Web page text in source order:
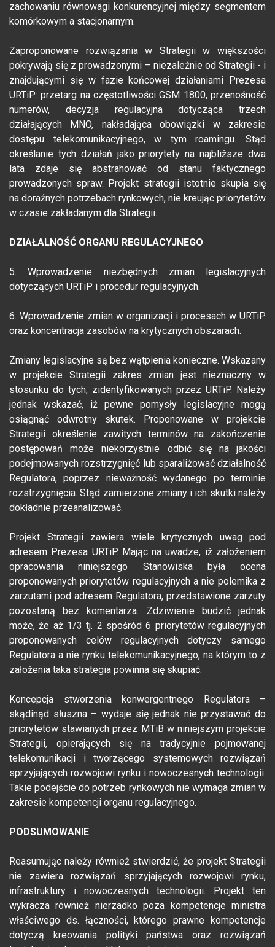
zachowaniu równowagi konkurencyjnej między segmentem
komórkowym a stacjonarnym.
Zaproponowane rozwiązania w Strategii w większości
pokrywają się z prowadzonymi – niezależnie od Strategii - i
znajdującymi się w fazie końcowej działaniami Prezesa
URTiP: przetarg na częstotliwości GSM 1800, przenośność
numerów, decyzja regulacyjna dotycząca trzech
działających MNO, nakładająca obowiązki w zakresie
dostępu telekomunikacyjnego, w tym roamingu. Stąd
określanie tych działań jako priorytety na najbliższe dwa
lata zdaje się abstrahować od stanu faktycznego
prowadzonych spraw. Projekt strategii istotnie skupia się
na doraźnych potrzebach rynkowych, nie kreując priorytetów
w czasie zakładanym dla Strategii.
DZIAŁALNOŚĆ ORGANU REGULACYJNEGO
5. Wprowadzenie niezbędnych zmian legislacyjnych
dotyczących URTiP i procedur regulacyjnych.
6. Wprowadzenie zmian w organizacji i procesach w URTiP
oraz koncentracja zasobów na krytycznych obszarach.
Zmiany legislacyjne są bez wątpienia konieczne. Wskazany
w projekcie Strategii zakres zmian jest nieznaczny w
stosunku do tych, zidentyfikowanych przez URTiP. Należy
jednak wskazać, iż pewne pomysły legislacyjne mogą
osiągnąć odwrotny skutek. Proponowane w projekcie
Strategii określenie zawitych terminów na zakończenie
postępowań może niekorzystnie odbić się na jakości
podejmowanych rozstrzygnięć lub sparaliżować działalność
Regulatora, poprzez nieważność wydanego po terminie
rozstrzygnięcia. Stąd zamierzone zmiany i ich skutki należy
dokładnie przeanalizować.
Projekt Strategii zawiera wiele krytycznych uwag pod
adresem Prezesa URTiP. Mając na uwadze, iż założeniem
opracowania niniejszego Stanowiska była ocena
proponowanych priorytetów regulacyjnych a nie polemika z
zarzutami pod adresem Regulatora, przedstawione zarzuty
pozostaną bez komentarza. Zdziwienie budzić jednak
może, że aż 1/3 tj. 2 spośród 6 priorytetów regulacyjnych
proponowanych celów regulacyjnych dotyczy samego
Regulatora a nie rynku telekomunikacyjnego, na którym to z
założenia taka strategia powinna się skupiać.
Koncepcja stworzenia konwergentnego Regulatora –
skądinąd słuszna – wydaje się jednak nie przystawać do
priorytetów stawianych przez MTiB w niniejszym projekcie
Strategii, opierających się na tradycyjnie pojmowanej
telekomunikacji i tworzącego systemowych rozwiązań
sprzyjających rozwojowi rynku i nowoczesnych technologii.
Takie podejście do potrzeb rynkowych nie wymaga zmian w
zakresie kompetencji organu regulacyjnego.
PODSUMOWANIE
Reasumując należy również stwierdzić, że projekt Strategii
nie zawiera rozwiązań sprzyjających rozwojowi rynku,
infrastruktury i nowoczesnych technologii. Projekt ten
wykracza również nierzadko poza kompetencje ministra
właściwego ds. łączności, którego prawne kompetencje
dotyczą kreowania polityki państwa oraz rozwiązań